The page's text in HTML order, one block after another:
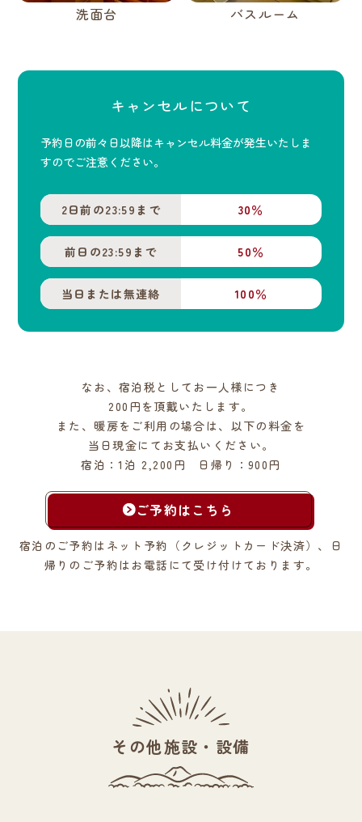
洗面台 バスルーム
キャンセルについて
予約日の前々日以降はキャンセル料金が発生いたしま
すのでご注意ください。
2日前の23:59まで 30％
前日の23:59まで 50％
当日または無連絡 100％
なお、宿泊税としてお一人様につき
200円を頂戴いたします。
また、暖房をご利用の場合は、以下の料金を
当日現金にてお支払いください。
宿泊：1泊 2,200円 日帰り：900円
ご予約はこちら
宿泊のご予約はネット予約（クレジットカード決済）、
日
帰りのご予約はお電話にて受け付けております。
その他施設・設備